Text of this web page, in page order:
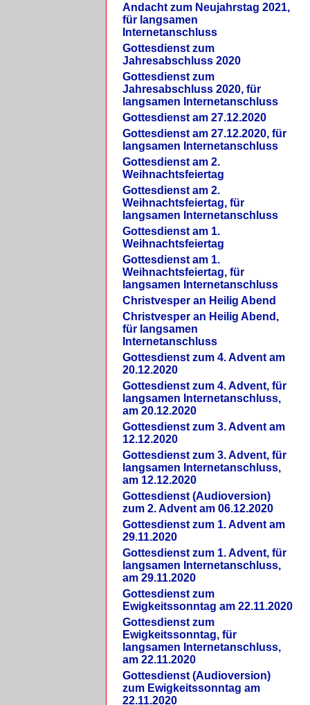
Andacht zum Neujahrstag 2021,
für langsamen
Internetanschluss
Gottesdienst zum
Jahresabschluss 2020
Gottesdienst zum
Jahresabschluss 2020, für
langsamen Internetanschluss
Gottesdienst am 27.12.2020
Gottesdienst am 27.12.2020, für
langsamen Internetanschluss
Gottesdienst am 2.
Weihnachtsfeiertag
Gottesdienst am 2.
Weihnachtsfeiertag, für
langsamen Internetanschluss
Gottesdienst am 1.
Weihnachtsfeiertag
Gottesdienst am 1.
Weihnachtsfeiertag, für
langsamen Internetanschluss
Christvesper an Heilig Abend
Christvesper an Heilig Abend,
für langsamen
Internetanschluss
Gottesdienst zum 4. Advent am
20.12.2020
Gottesdienst zum 4. Advent, für
langsamen Internetanschluss,
am 20.12.2020
Gottesdienst zum 3. Advent am
12.12.2020
Gottesdienst zum 3. Advent, für
langsamen Internetanschluss,
am 12.12.2020
Gottesdienst (Audioversion)
zum 2. Advent am 06.12.2020
Gottesdienst zum 1. Advent am
29.11.2020
Gottesdienst zum 1. Advent, für
langsamen Internetanschluss,
am 29.11.2020
Gottesdienst zum
Ewigkeitssonntag am 22.11.2020
Gottesdienst zum
Ewigkeitssonntag, für
langsamen Internetanschluss,
am 22.11.2020
Gottesdienst (Audioversion)
zum Ewigkeitssonntag am
22.11.2020